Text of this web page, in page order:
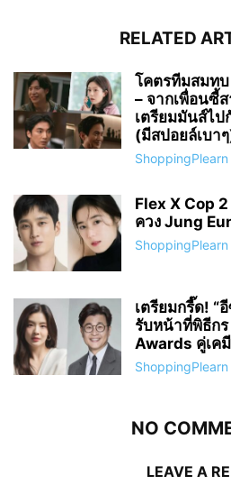
RELATED
โคตรทีมสมท
– จากเพื่อนซี้
เตรียมมันส์ไป
(มีสปอยล์เบา
ShoppingPlearn
Flex X Cop
ควง Jung
ShoppingPlearn
เตรียมกรี๊ด! “
รับหน้าที่พิธีก
Awards คู่เค
ShoppingPlearn
NO
LEAVE A